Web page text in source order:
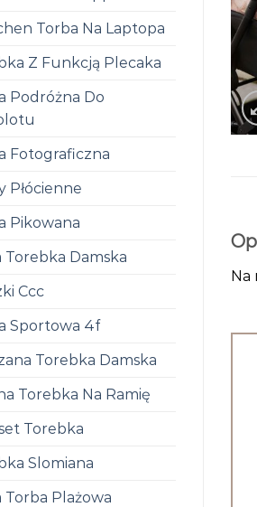
Torba Na Laptopa
Z Funkcją Plecaka
Podróżna Do
Fotograficzna
Płócienne
Pikowana
Torebka Damska
Ccc
Sportowa 4f
Torebka Damska
Torebka Na Ramię
Torebka
Slomiana
Torba Plażowa
Na